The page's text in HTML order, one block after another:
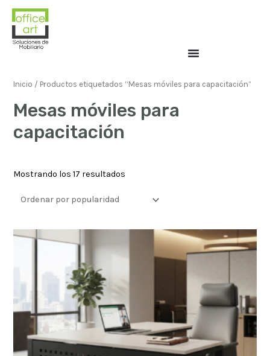
Inicio / Productos etiquetados “Mesas móviles para capacitación”
Mesas móviles para
capacitación
Mostrando los 17 resultados